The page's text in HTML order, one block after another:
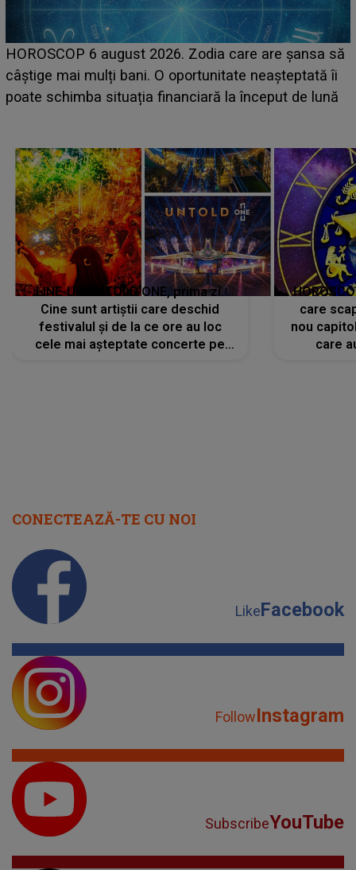
HOROSCOP 6 august 2026. Zodia care are șansa să
câștige mai mulți bani. O oportunitate neașteptată îi
poate schimba situația financiară la început de lună
LINE-UP UNTOLD ONE, prima zi.
Cine sunt artiștii care deschid
festivalul și de la ce ore au loc
cele mai așteptate concerte pe
care
nou
care
CONECTEAZĂ-TE CU NOI
LikeFacebook
FollowInstagram
SubscribeYouTube